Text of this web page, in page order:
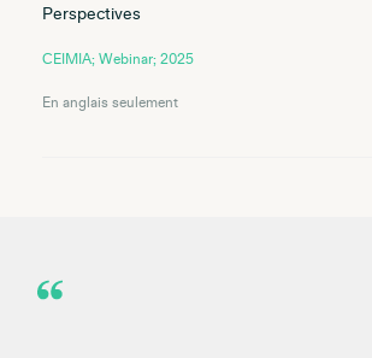
Perspectives
CEIMIA; Webinar; 2025
En anglais seulement